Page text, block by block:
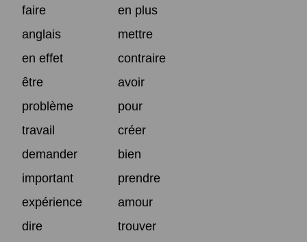
faire
en plus
anglais
mettre
en effet
contraire
être
avoir
problème
pour
travail
créer
demander
bien
important
prendre
expérience
amour
dire
trouver